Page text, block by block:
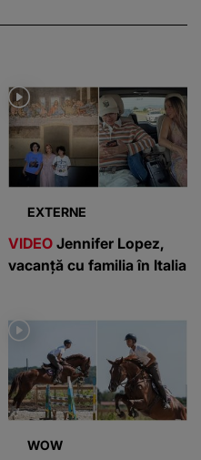
EXTERNE
VIDEO Jennifer Lopez,
vacanță cu familia în Italia
WOW